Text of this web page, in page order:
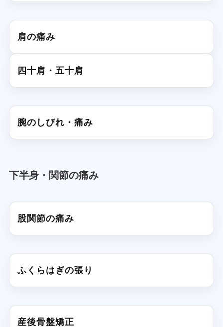
肩の痛み
四十肩・五十肩
腕のしびれ・痛み
下半身・関節の痛み
股関節の痛み
ふくらはぎの張り
産後骨盤矯正